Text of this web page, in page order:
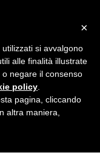
×
si avvalgono
alle finalità illustrate
negare il consenso
policy
pagina, cliccando
altra maniera,